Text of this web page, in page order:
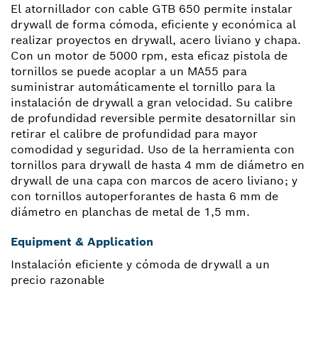
El atornillador con cable GTB 650 permite instalar
drywall de forma cómoda, eficiente y económica al
realizar proyectos en drywall, acero liviano y chapa.
Con un motor de 5000 rpm, esta eficaz pistola de
tornillos se puede acoplar a un MA55 para
suministrar automáticamente el tornillo para la
instalación de drywall a gran velocidad. Su calibre
de profundidad reversible permite desatornillar sin
retirar el calibre de profundidad para mayor
comodidad y seguridad. Uso de la herramienta con
tornillos para drywall de hasta 4 mm de diámetro en
drywall de una capa con marcos de acero liviano; y
con tornillos autoperforantes de hasta 6 mm de
diámetro en planchas de metal de 1,5 mm.
Equipment & Application
Instalación eficiente y cómoda de drywall a un
precio razonable